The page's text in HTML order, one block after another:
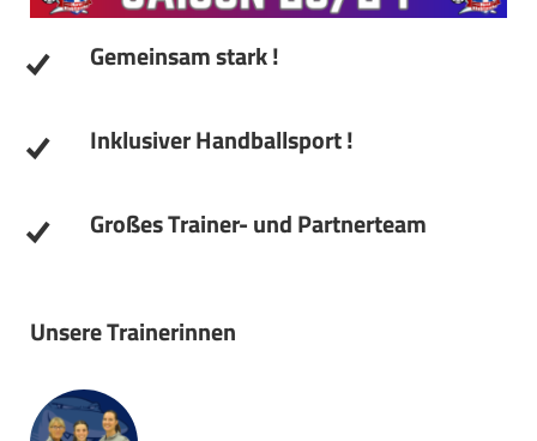
Gemeinsam stark !
Inklusiver Handballsport !
Großes Trainer- und Partnerteam
Unsere Trainerinnen